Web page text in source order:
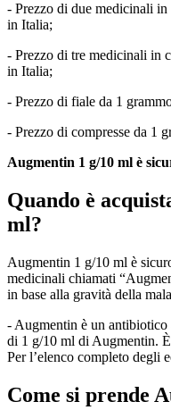
- Prezzo di due medicinali
in Italia;
- Prezzo di tre medicinali in
in Italia;
- Prezzo di fiale da 1
- Prezzo di compresse da 1
Augmentin 1 g/10 ml è
Quando è
ml?
Augmentin 1 g/10 ml è
medicinali chiamati
in base alla gravità della
- Augmentin è un
di 1 g/10 ml di Augmentin.
Per l’elenco completo degli
Come si prende